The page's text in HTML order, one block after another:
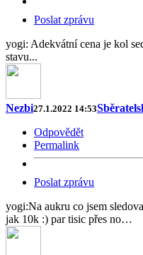
Poslat zprávu
yogi: Adekvátní cena je kol
stavu...
Nezbi27.1.2022 14:53
Odpovědět
Permalink
Poslat zprávu
yogi:Na aukru co jsem
jak 10k :) par tisic přes no…